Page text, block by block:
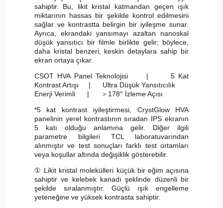
sahiptir. Bu, likit kristal katmandan geçen ışık
miktarının hassas bir şekilde kontrol edilmesini
sağlar ve kontrastta belirgin bir iyileşme sunar.
Ayrıca, ekrandaki yansımayı azaltan nanoskal
düşük yansıtıcı bir filmle birlikte gelir; böylece,
daha kristal benzeri, keskin detaylara sahip bir
ekran ortaya çıkar.
CSOT HVA Panel Teknolojisi | 5 Kat
Kontrast Artışı | Ultra Düşük Yansıtıcılık
Enerji Verimli |
＞ 178° İzleme Açısı
*5 kat kontrast iyileştirmesi, CrystGlow HVA
panelinin yerel kontrastının sıradan IPS ekranın
5 katı olduğu anlamına gelir. Diğer ilgili
parametre bilgileri TCL laboratuvarından
alınmıştır ve test sonuçları farklı test ortamları
veya koşullar altında değişiklik gösterebilir.
① Likit kristal molekülleri küçük bir eğim açısına
sahiptir ve kelebek kanadı şeklinde düzenli bir
şekilde sıralanmıştır. Güçlü ışık engelleme
yeteneğine ve yüksek kontrasta sahiptir.